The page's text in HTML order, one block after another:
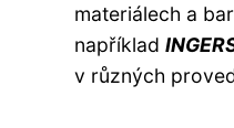
materiálech a
například
v různých